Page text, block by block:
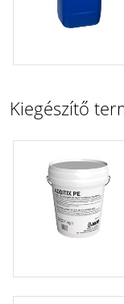
Kiegészítő